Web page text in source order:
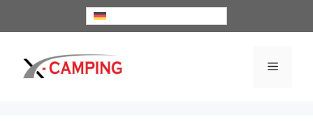
Menü